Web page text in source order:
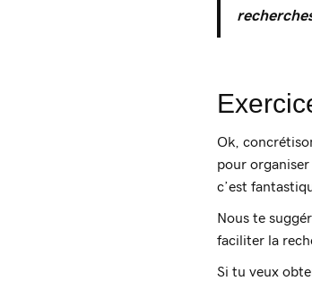
Ok,
pour
c’est
Nous te
faciliter la
Si tu veux